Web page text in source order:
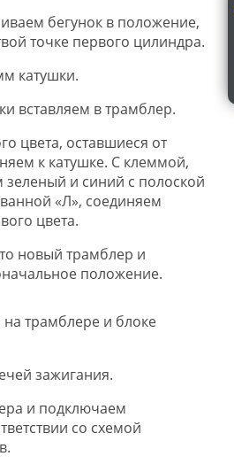
бегунок в положение,
точке первого цилиндра.
катушки.
вставляем в трамблер.
цвета, оставшиеся от
к катушке. С клеммой,
и синий с полоской
«Л», соединяем
цвета.
новый трамблер и
положение.
трамблере и блоке
зажигания.
и подключаем
со схемой